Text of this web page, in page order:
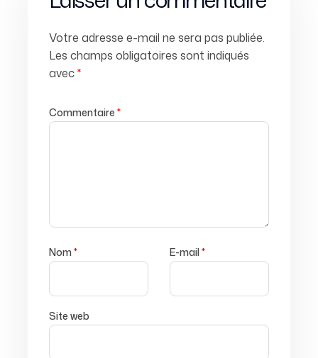
Votre adresse e-mail ne sera pas publiée.
Les champs obligatoires sont indiqués
avec*
Commentaire *
Nom* E-mail*
Site web